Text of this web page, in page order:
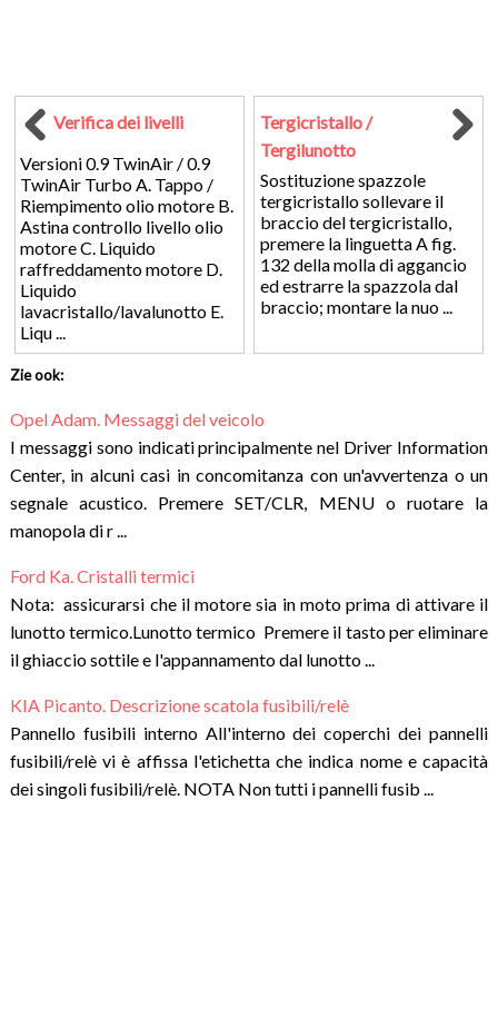
Verifica dei livelli
Versioni 0.9 TwinAir / 0.9
TwinAir Turbo A. Tappo /
Riempimento olio motore B.
Astina controllo livello olio
motore C. Liquido
raffreddamento motore D.
Liquido
lavacristallo/lavalunotto E.
Liqu ...
Tergicristallo /
Tergilunotto
Sostituzione spazzole
tergicristallo sollevare il
braccio del tergicristallo,
premere la linguetta A fig.
132 della molla di aggancio
ed estrarre la spazzola dal
braccio; montare la nuo ...
Zie ook:
Opel Adam. Messaggi del veicolo
I messaggi sono indicati principalmente nel Driver Information
Center, in alcuni casi in concomitanza con un'avvertenza o un
segnale acustico. Premere SET/CLR, MENU o ruotare la
manopola di r ...
Ford Ka. Cristalli termici
Nota: assicurarsi che il motore sia in moto prima di attivare il
lunotto termico.Lunotto termico Premere il tasto per eliminare
il ghiaccio sottile e l'appannamento dal lunotto ...
KIA Picanto. Descrizione scatola fusibili/relè
Pannello fusibili interno All'interno dei coperchi dei pannelli
fusibili/relè vi è affissa l'etichetta che indica nome e capacità
dei singoli fusibili/relè. NOTA Non tutti i pannelli fusib ...